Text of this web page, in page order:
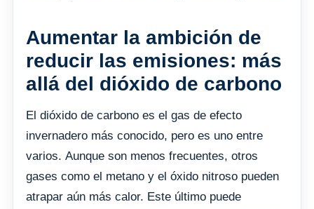
Aumentar la ambición de
reducir las emisiones: más
allá del dióxido de carbono
El dióxido de carbono es el gas de efecto
invernadero más conocido, pero es uno entre
varios. Aunque son menos frecuentes, otros
gases como el metano y el óxido nitroso pueden
atrapar aún más calor. Este último puede